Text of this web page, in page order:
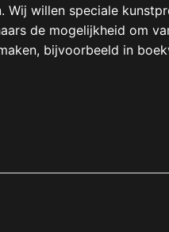
Wij willen speciale
de mogelijkheid om
bijvoorbeeld in